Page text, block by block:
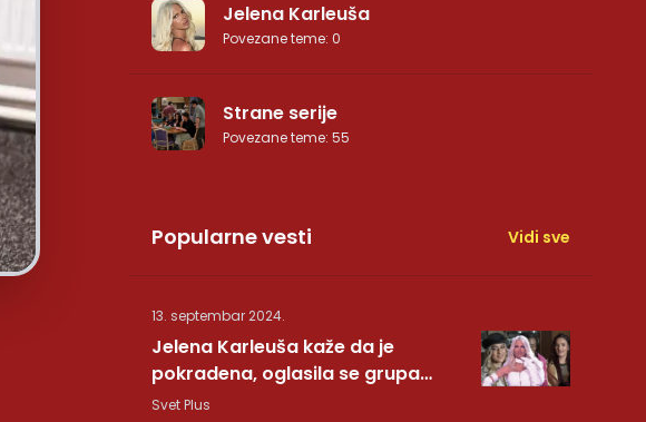
Jelena Karleuša
Povezane teme: 0
Strane serije
Povezane teme: 55
Popularne vesti Vidi sve
13. septembar 2024.
Jelena Karleuša kaže da je
pokradena, oglasila se grupa
Hurricane: Pesma RUNDE je naša!
Svet Plus